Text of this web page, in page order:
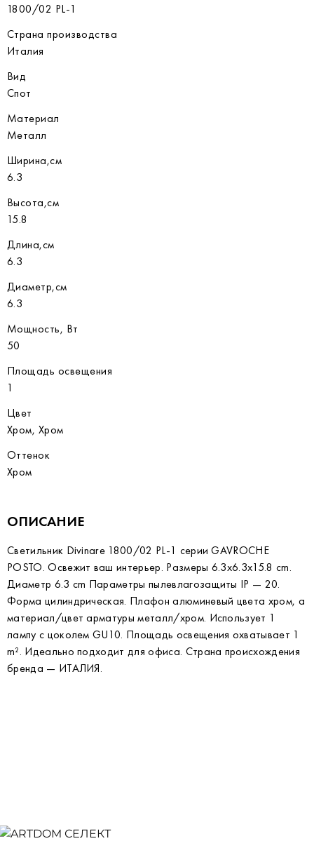
1800/02 PL-1
Страна производства
Италия
Вид
Спот
Материал
Металл
Ширина,см
6.3
Высота,см
15.8
Длина,см
6.3
Диаметр,см
6.3
Мощность, Вт
50
Площадь освещения
1
Цвет
Хром, Хром
Оттенок
Хром
ОПИСАНИЕ
Светильник Divinare 1800/02 PL-1 серии GAVROCHE
POSTO. Освежит ваш интерьер. Размеры 6.3x6.3x15.8 cm.
Диаметр 6.3 cm Параметры пылевлагозащиты IP — 20.
Форма цилиндрическая. Плафон алюминевый цвета хром, а
материал/цвет арматуры металл/хром. Использует 1
лампу с цоколем GU10. Площадь освещения охватывает 1
m². Идеально подходит для офиса. Страна происхождения
бренда — ИТАЛИЯ.